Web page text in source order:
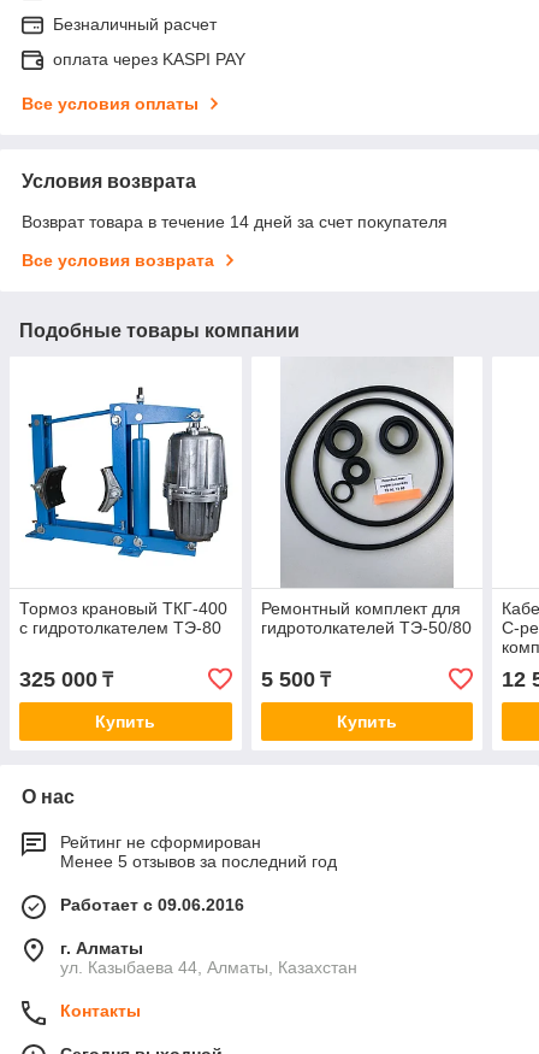
Безналичный расчет
оплата через KASPI PAY
Все условия оплаты
Условия возврата
Возврат товара в течение 14 дней за счет покупателя
Все условия возврата
Подобные товары компании
Тормоз крановый ТКГ-400
с гидротолкателем ТЭ-80
325 000 ₸
Купить
Ремонтный комплект для
гидротолкателей ТЭ-50/80
5 500₸
Купить
С-
12
О нас
Рейтинг не сформирован
Менее 5 отзывов за последний год
Работает с 09.06.2016
г. Алматы
ул. Казыбаева 44, Алматы, Казахстан
Контакты